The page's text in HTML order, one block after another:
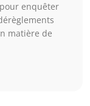
enquêter
matière de